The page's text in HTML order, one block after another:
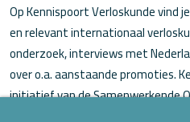
Op Kennispoort Verloskunde vind
en relevant internationaal
onderzoek, interviews met
over o.a. aanstaande promoties.
initiatief van de Samenwerkende